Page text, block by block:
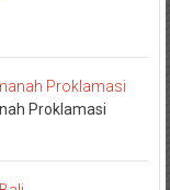
Proklamasi